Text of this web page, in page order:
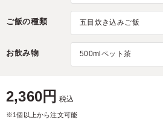
ご飯の種類
お飲み物
2,360円 税込
※1個以上から注文可能